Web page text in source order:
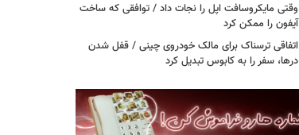
وقتی مایکروسافت اپل را نجات داد / توافقی که ساخت
آیفون را ممکن کرد
اتفاقی ترسناک برای مالک خودروی چینی / قفل شدن
درها، سفر را به کابوس تبدیل کرد